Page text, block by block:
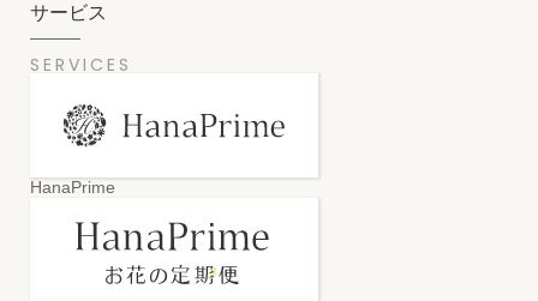
サービス
SERVICES
HanaPrime